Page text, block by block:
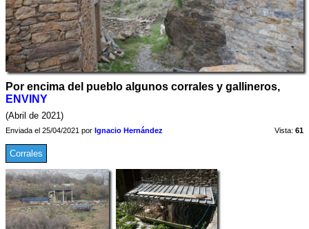
Por encima del pueblo algunos corrales y gallineros,
ENVINY
(Abril de 2021)
Enviada el 25/04/2021 por Ignacio Hernández Vista: 61
Corrales